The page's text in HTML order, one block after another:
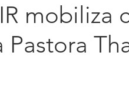
INTERNACIONAL
mobiliza
Pastora